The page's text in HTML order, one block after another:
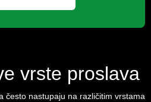
vrste proslava
često nastupaju na različitim vrstama